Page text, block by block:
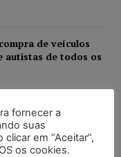
de veículos
autistas de todos os
de empregado que
de trabalho
fornecer a
suas
em “Aceitar”,
os cookies.